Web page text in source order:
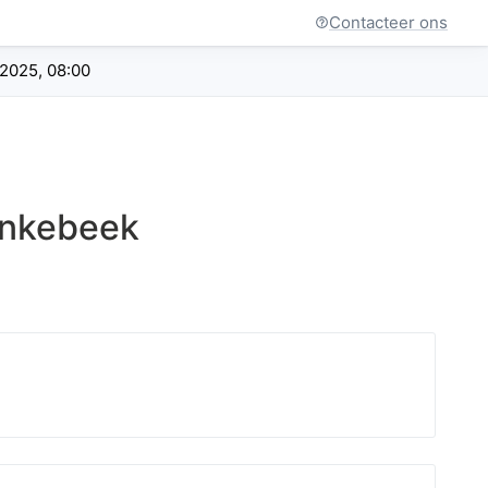
Contacteer ons
08:00